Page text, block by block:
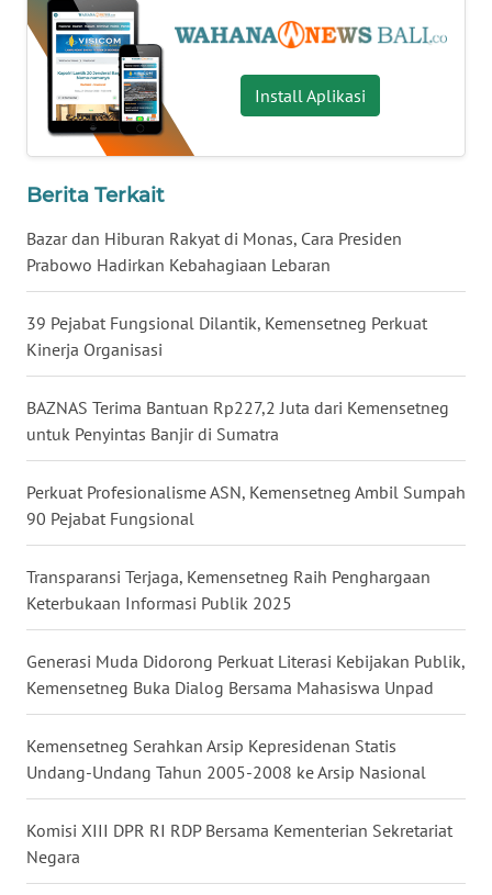
Install Aplikasi
Berita Terkait
Bazar dan Hiburan Rakyat di Monas, Cara Presiden
Prabowo Hadirkan Kebahagiaan Lebaran
39 Pejabat Fungsional Dilantik, Kemensetneg Perkuat
Kinerja Organisasi
BAZNAS Terima Bantuan Rp227,2 Juta dari Kemensetneg
untuk Penyintas Banjir di Sumatra
Perkuat Profesionalisme ASN, Kemensetneg Ambil Sumpah
90 Pejabat Fungsional
Transparansi Terjaga, Kemensetneg Raih Penghargaan
Keterbukaan Informasi Publik 2025
Generasi Muda Didorong Perkuat Literasi Kebijakan Publik,
Kemensetneg Buka Dialog Bersama Mahasiswa Unpad
Kemensetneg Serahkan Arsip Kepresidenan Statis
Undang-Undang Tahun 2005-2008 ke Arsip Nasional
Komisi XIII DPR RI RDP Bersama Kementerian Sekretariat
Negara
WN
KALTARA
WN
KALSEL
KALTIM
WN
SULSEL
WN
WN
DAIRI
WN
DANAU
TOBA
WN